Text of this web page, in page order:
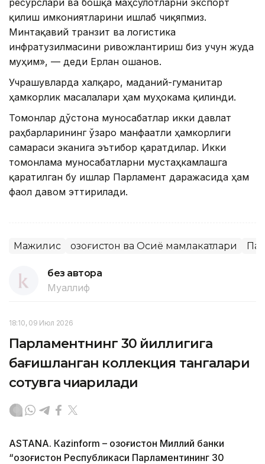
қилиш имкониятларини ишлаб чиқяпмиз.
Минтақавий транзит ва логистика
инфратузилмасини ривожлантириш биз учун жуда
муҳим», — деди Ерлан Қошанов.
Учрашувларда халқаро, маданий-гуманитар
ҳамкорлик масалалари ҳам муҳокама қилинди.
Томонлар дўстона муносабатлар икки давлат
раҳбарларининг ўзаро манфаатли ҳамкорлиги
самараси эканига эътибор қаратдилар. Икки
томонлама муносабатларни мустаҳкамлашга
қаратилган бу ишлар Парламент даражасида ҳам
фаол давом эттирилади.
Мажилис Қозоғистон ва Осиё мамлакатлари
без автора
Муаллиф
18:10, 09 Июл 2026
Парламентнинг 30 йиллигига
бағишланган коллекция тангалари
сотувга чиқарилади
ASTANА. Кazinform – Қозоғистон Миллий банки
“Қозоғистон Республикаси Парламентининг 30